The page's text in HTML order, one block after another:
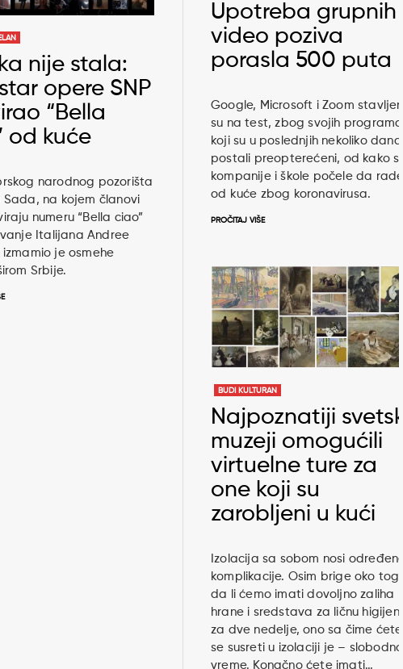
nije stala:
opere SNP
“Bella
od kuće
narodnog pozorišta
Sada, na kojem članovi
numeru “Bella ciao”
Italijana Andree
izmamio je osmehe
Srbije.
Upotreba grupnih
video poziva
porasla 500 puta
Google, Microsoft i Zoom stavljeni
su na test, zbog svojih programa
koji su u poslednjih nekoliko dana
postali preopterećeni, od kako su
kompanije i škole počele da rade
od kuće zbog koronavirusa.
PROČITAJ VIŠE
BUDI KULTURAN
Najpoznatiji svetski
muzeji omogućili
virtuelne ture za
one koji su
zarobljeni u kući
Izolacija sa sobom nosi određene
komplikacije. Osim brige oko toga
da li ćemo imati dovoljno zaliha
hrane i sredstava za ličnu higijenu
za dve nedelje, ono sa čime ćete
se susreti u izolaciji je – slobodno
vreme. Konačno ćete imati…